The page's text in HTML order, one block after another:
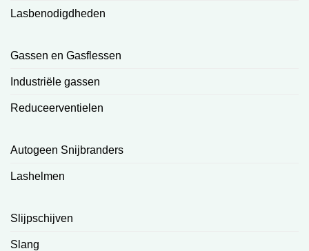
Lasbenodigdheden
Gassen en Gasflessen
Industriële gassen
Reduceerventielen
Autogeen Snijbranders
Lashelmen
Slijpschijven
Slang